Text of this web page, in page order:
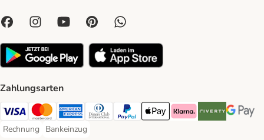
Zahlungsarten
Visa Payment Method
Mastercard Payment Method
American Express Payment Method
Diners Club Payment Method
PayPal Payment Method
Apple Pay Payment Method
Klarna Payment Method
Riverty Payment
Google
Rechnung
Rechnung Payment Method
Bankeinzug
Bankeinzug Payment Method